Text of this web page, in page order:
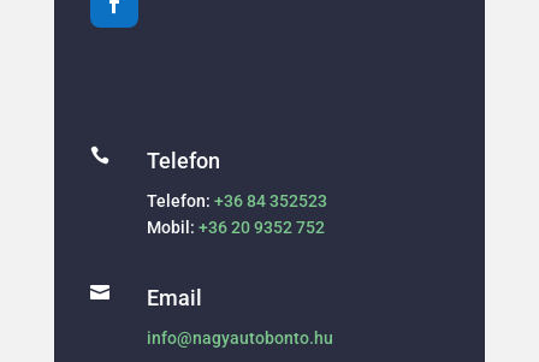
 Telefon
Telefon: +36 84 352523
Mobil: +36 20 9352 752
 Email
info@nagyautobonto.hu